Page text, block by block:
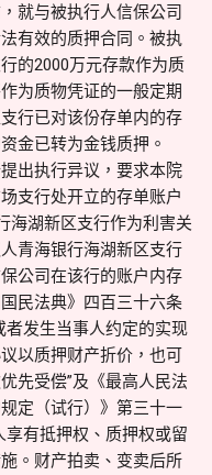
就与被执行人信保公司
有效的质押合同。被执
的2000万元存款作为质
为质物凭证的一般定期
行已对该份存单内的存
金已转为金钱质押。
出执行异议，要求本院
支行处开立的存单账户
海湖新区支行作为利害关
青海银行海湖新区支行
公司在该行的账户内存
民法典》四百三十六条
者发生当事人约定的实现
以质押财产折价，也可
先受偿”及《最高人民法
定（试行）》第三十一
享有抵押权、质押权或留
。财产拍卖、变卖后所